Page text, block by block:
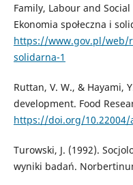
Family, Labour and
Ekonomia społeczna i
https://www.gov.pl/web/
solidarna-1
Ruttan, V. W., & Hayami,
development. Food
https://doi.org/10.22004/
Turowski, J. (1992).
wyniki badań.